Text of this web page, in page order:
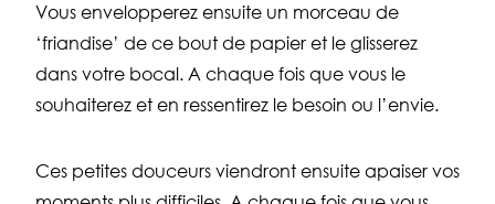
Vous envelopperez ensuite un morceau de
‘friandise’ de ce bout de papier et le glisserez
dans votre bocal. A chaque fois que vous le
souhaiterez et en ressentirez le besoin ou l’envie.
Ces petites douceurs viendront ensuite apaiser vos